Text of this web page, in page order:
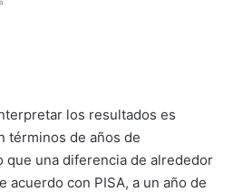
los resultados es
términos de años de
que una diferencia de alrededor
acuerdo con PISA, a un año de